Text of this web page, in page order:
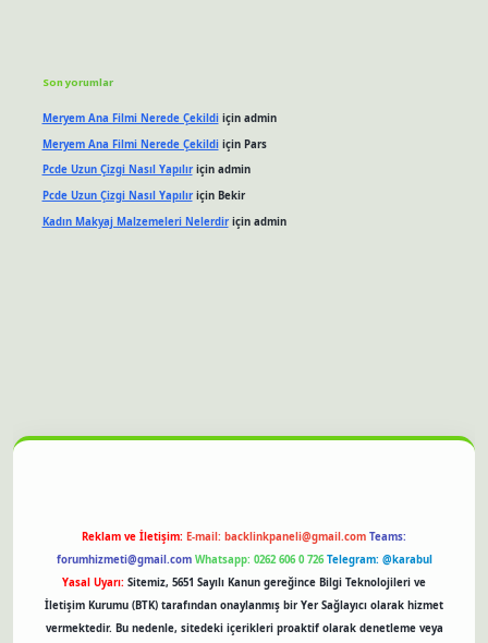
Son yorumlar
Meryem Ana Filmi Nerede Çekildiiçin admin
Meryem Ana Filmi Nerede Çekildiiçin Pars
Pcde Uzun Çizgi Nasıl Yapılıriçin admin
Pcde Uzun Çizgi Nasıl Yapılıriçin Bekir
Kadın Makyaj Malzemeleri Nelerdiriçin admin
Reklam ve İletişim: E-mail: backlinkpaneli@gmail.com Teams:
forumhizmeti@gmail.com Whatsapp: 0262 606 0 726 Telegram: @karabul
Yasal Uyarı: Sitemiz, 5651 Sayılı Kanun gereğince Bilgi Teknolojileri ve
İletişim Kurumu (BTK) tarafından onaylanmış bir Yer Sağlayıcı olarak hizmet
vermektedir. Bu nedenle, sitedeki içerikleri proaktif olarak denetleme veya